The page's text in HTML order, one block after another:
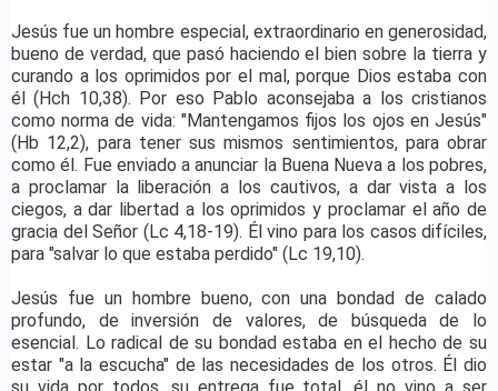
Jesús fue un hombre especial, extraordinario en generosidad,
bueno de verdad, que pasó haciendo el bien sobre la tierra y
curando a los oprimidos por el mal, porque Dios estaba con
él (Hch 10,38). Por eso Pablo aconsejaba a los cristianos
como norma de vida: "Mantengamos fijos los ojos en Jesús"
(Hb 12,2), para tener sus mismos sentimientos, para obrar
como él. Fue enviado a anunciar la Buena Nueva a los pobres,
a proclamar la liberación a los cautivos, a dar vista a los
ciegos, a dar libertad a los oprimidos y proclamar el año de
gracia del Señor (Lc 4,18-19). Él vino para los casos difíciles,
para "salvar lo que estaba perdido" (Lc 19,10).
Jesús fue un hombre bueno, con una bondad de calado
profundo, de inversión de valores, de búsqueda de lo
esencial. Lo radical de su bondad estaba en el hecho de su
estar "a la escucha" de las necesidades de los otros. Él dio